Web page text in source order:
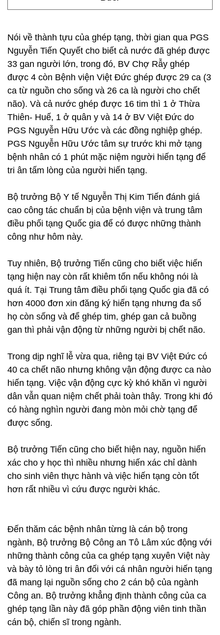
Nói về thành tựu của ghép tạng, thời gian qua PGS
Nguyễn Tiến Quyết cho biết cả nước đã ghép được
33 gan người lớn, trong đó, BV Chợ Rẫy ghép
được 4 còn Bệnh viện Việt Đức ghép được 29 ca (3
ca từ nguồn cho sống và 26 ca là người cho chết
não). Và cả nước ghép được 16 tim thì 1 ở Thừa
Thiên- Huế, 1 ở quân y và 14 ở BV Việt Đức do
PGS Nguyễn Hữu Ước và các đồng nghiệp ghép.
PGS Nguyễn Hữu Ước tâm sự trước khi mở tạng
bệnh nhân có 1 phút mặc niệm người hiến tạng để
tri ân tấm lòng của người hiến tạng.
Bộ trưởng Bộ Y tế Nguyễn Thị Kim Tiến đánh giá
cao công tác chuẩn bị của bệnh viện và trung tâm
điều phối tạng Quốc gia để có được những thành
công như hôm này.
Tuy nhiên, Bộ trưởng Tiến cũng cho biết việc hiến
tạng hiện nay còn rất khiêm tốn nếu không nói là
quá ít. Tại Trung tâm điều phối tạng Quốc gia đã có
hơn 4000 đơn xin đăng ký hiến tạng nhưng đa số
họ còn sống và để ghép tim, ghép gan cả buồng
gan thì phải vận động từ những người bị chết não.
Trong dịp nghĩ lễ vừa qua, riêng tại BV Việt Đức có
40 ca chết não nhưng không vận động được ca nào
hiến tạng. Việc vận động cực kỳ khó khăn vì người
dân vẫn quan niệm chết phải toàn thây. Trong khi đó
có hàng nghìn người đang mòn mỏi chờ tạng để
được sống.
Bộ trưởng Tiến cũng cho biết hiện nay, nguồn hiến
xác cho y học thì nhiều nhưng hiến xác chỉ dành
cho sinh viên thực hành và việc hiến tạng còn tốt
hơn rất nhiều vì cứu được người khác.
Đến thăm các bệnh nhân từng là cán bộ trong
ngành, Bộ trưởng Bộ Công an Tô Lâm xúc động với
những thành công của ca ghép tạng xuyên Việt này
và bày tỏ lòng tri ân đối với cá nhân người hiến tạng
đã mang lại nguồn sống cho 2 cán bộ của ngành
Công an. Bộ trưởng khẳng định thành công của ca
ghép tạng lần này đã góp phần động viên tinh thần
cán bộ, chiến sĩ trong ngành.